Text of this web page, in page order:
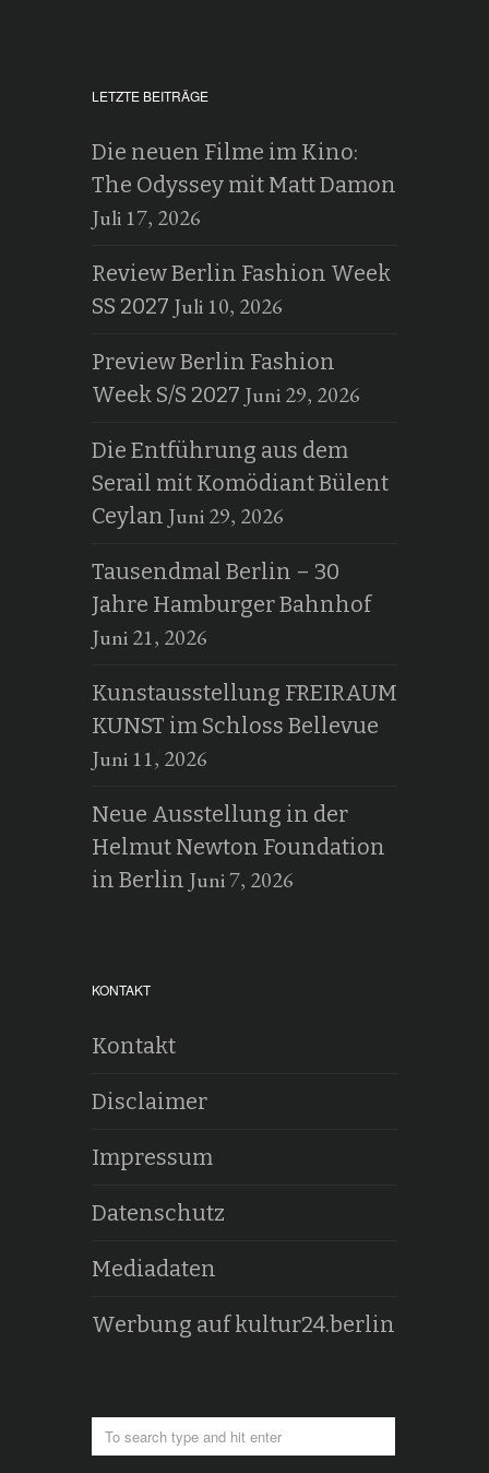
LETZTE BEITRÄGE
Die neuen Filme im Kino:
The Odyssey mit Matt Damon
Juli 17, 2026
Review Berlin Fashion Week
SS 2027 Juli 10, 2026
Preview Berlin Fashion
Week S/S 2027 Juni 29, 2026
Die Entführung aus dem
Serail mit Komödiant Bülent
Ceylan Juni 29, 2026
Tausendmal Berlin – 30
Jahre Hamburger Bahnhof
Juni 21, 2026
Kunstausstellung FREIRAUM
KUNST im Schloss Bellevue
Juni 11, 2026
Neue Ausstellung in der
Helmut Newton Foundation
in Berlin Juni 7, 2026
KONTAKT
Kontakt
Disclaimer
Impressum
Datenschutz
Mediadaten
Werbung auf kultur24.berlin